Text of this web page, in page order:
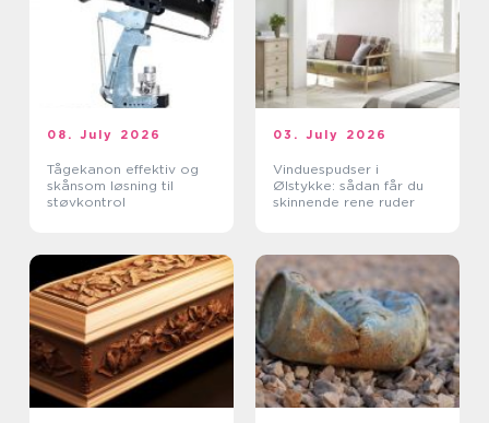
08. July 2026
Tågekanon effektiv og
skånsom løsning til
støvkontrol
03. July 2026
Vinduespudser i
Ølstykke: sådan får du
skinnende rene ruder